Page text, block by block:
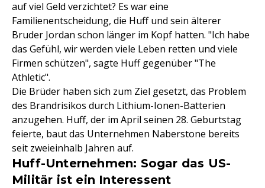
auf viel Geld verzichtet? Es war eine
Familienentscheidung, die Huff und sein älterer
Bruder Jordan schon länger im Kopf hatten. "Ich habe
das Gefühl, wir werden viele Leben retten und viele
Firmen schützen", sagte Huff gegenüber "The
Athletic".
Die Brüder haben sich zum Ziel gesetzt, das Problem
des Brandrisikos durch Lithium-Ionen-Batterien
anzugehen. Huff, der im April seinen 28. Geburtstag
feierte, baut das Unternehmen Naberstone bereits
seit zweieinhalb Jahren auf.
Huff-Unternehmen: Sogar das US-
Militär ist ein Interessent